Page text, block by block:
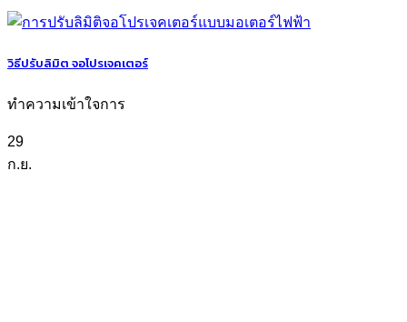
วิธีปรับลิมิต จอโปรเจคเตอร์
ทำความเข้าใจการ
29
ก.ย.